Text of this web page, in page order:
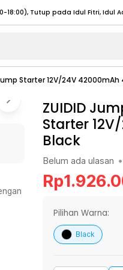
20:00), Tutup pada Idul Fitri
(08:00 - 17:00) Selengkapnya
(08:00 - 17:00) Selengkapnya
20:00), Tutup pada Idul Fitri
20:00), Tutup pada Idul Fitri
- 20:00), Tutup pada Idul Fitri
(08:00 - 17:00) Selengkapnya
Starter 12V/24V 42000mAh
ZUIDID
Starter
Black
Belum ada ulasan •
Rp
Pilihan Warna:
Black